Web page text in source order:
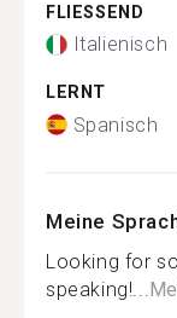
FLIESSEND
Italienisch
LERNT
Spanisch
Meine
Looking for
speaking!...